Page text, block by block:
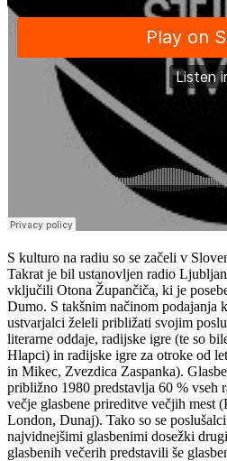
S kulturo na radiu so se začeli v
Takrat je bil ustanovljen radio
vključili Otona Župančiča, ki je
Dumo. S takšnim načinom podajanja
ustvarjalci želeli približati svojim
literarne oddaje, radijske igre (te so
Hlapci) in radijske igre za otroke od
in Mikec, Zvezdica Zaspanka).
približno 1980 predstavlja 60 % vseh
večje glasbene prireditve večjih mest
London, Dunaj). Tako so se
najvidnejšimi glasbenimi dosežki
glasbenih večerih predstavili še